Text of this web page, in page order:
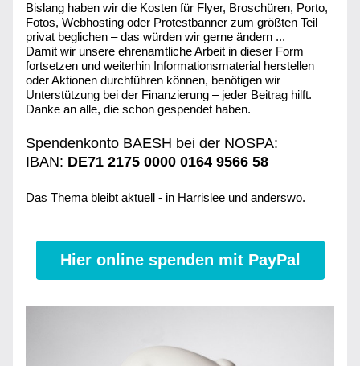
Bislang haben wir die Kosten für Flyer, Broschüren, Porto,
Fotos, Webhosting oder Protestbanner zum größten Teil
privat beglichen – das würden wir gerne ändern ...
Damit wir unsere ehrenamtliche Arbeit in dieser Form
fortsetzen und weiterhin Informationsmaterial herstellen
oder Aktionen durchführen können, benötigen wir
Unterstützung bei der Finanzierung – jeder Beitrag hilft.
Danke an alle, die schon gespendet haben.
Spendenkonto BAESH bei der NOSPA:
IBAN: DE71 2175 0000 0164 9566 58
Das Thema bleibt aktuell - in Harrislee und anderswo.
Hier online spenden mit PayPal